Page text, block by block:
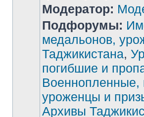
Нет
непрочитанных
сообщений
Модератор:
Подфорумы:
медальонов,
Таджикистана,
погибшие и
Военнопленные,
уроженцы и
Архивы